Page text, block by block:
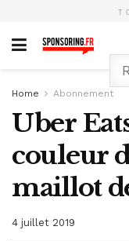
Home Abonnement
Uber
couleur
maillot
4 juillet 2019